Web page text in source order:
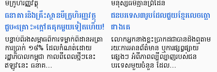
មីក្រូ​ហិរញ្ញវត្ថុ
ធនាគារ​និង​គ្រឹះស្ថាន​មីក្រូ​ហិរញ្ញវត្ថុ​
ជួប«គ្រោះ»ក្តៅ​គគុក​មួយ​ទៀត​ហើយ!
បន្ទាប់​ពី​រង​សម្ពាធ​​ពី​ការ​ទម្លាក់​ពិដាន​អត្រា​
ការ​ប្រាក់ ១៨​% ដែល​កំណត់​ដោយ​
រដ្ឋាភិបាល​កម្ពុជា កាល​ពី​ពេល​ថ្មីៗ​នេះ
ឥឡូវ​នេះ ធនាគ…
មនុស្ស​ធម៌​គ្មាន​ព្រំដែន
ជន​បរទេស​៣​រូប​ដែល​ជួយ​ខ្មែរ​លេច​ធ្លោ​
ជាង​គេ
លោកអ្នក​នាង​ខ្លះ​ប្រាកដ​ជា​បាន​​ដឹង​ឮ​តាម​
រយៈ​ការ​អាន​ព័ត៌មាន ឬ​ការ​ផ្សព្វផ្សាយ​
ផ្សេងៗ អំពី​ភាព​ល្បីល្បាញ​របស់​ជន​
បរទេស​មួយ​ចំនួន ដែល…